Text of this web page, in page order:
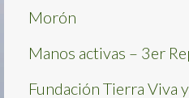
Morón
Manos activas – 3er
Fundación Tierra Viva